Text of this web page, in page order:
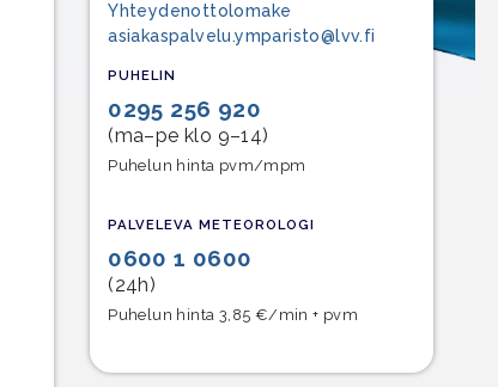
Yhteydenottolomake
asiakaspalvelu.ymparisto@lvv.fi
PUHELIN
0295 256 920
(ma–pe klo 9–14)
Puhelun hinta pvm/mpm
PALVELEVA METEOROLOGI
0600 1 0600
(24h)
Puhelun hinta 3,85 €/min + pvm